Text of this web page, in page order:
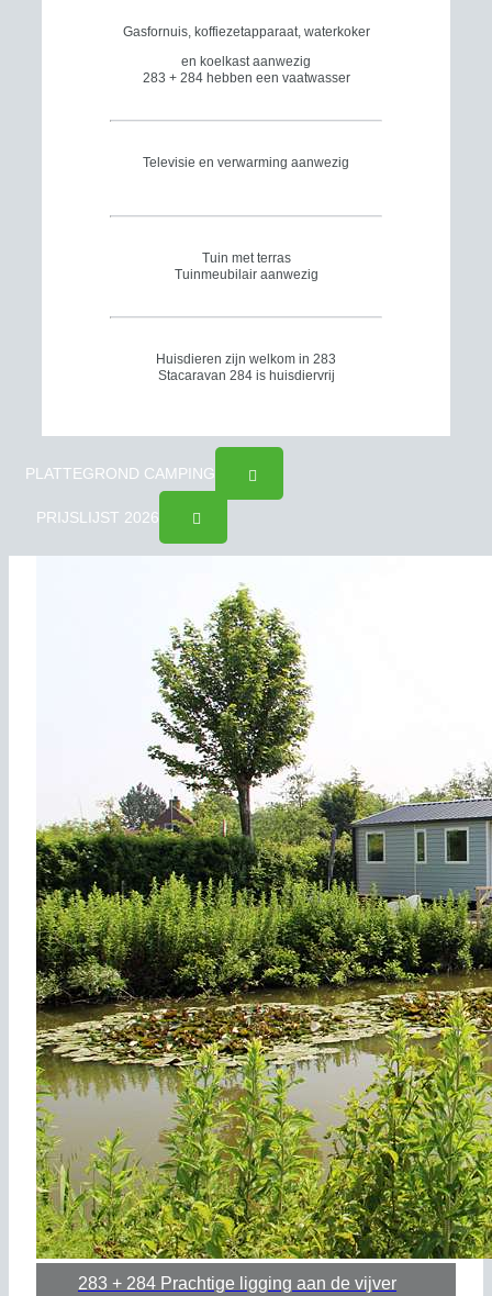
Gasfornuis, koffiezetapparaat, waterkoker
en koelkast aanwezig
283 + 284 hebben een vaatwasser
Televisie en verwarming aanwezig
Tuin met terras
Tuinmeubilair aanwezig
Huisdieren zijn welkom in 283
Stacaravan 284 is huisdiervrij
PLATTEGROND CAMPING
PRIJSLIJST 2026
283 + 284 Prachtige ligging aan de vijver